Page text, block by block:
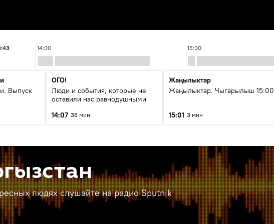
14:00 15:00
Выпуск
ОГО!
Люди и события, которые не
оставили нас равнодушными
14:07 38 мин
Жаңылыктар
Жаңылыктар. Чыгарылыш 15:00
15:01 3 мин
людях слушайте на радио Sputnik